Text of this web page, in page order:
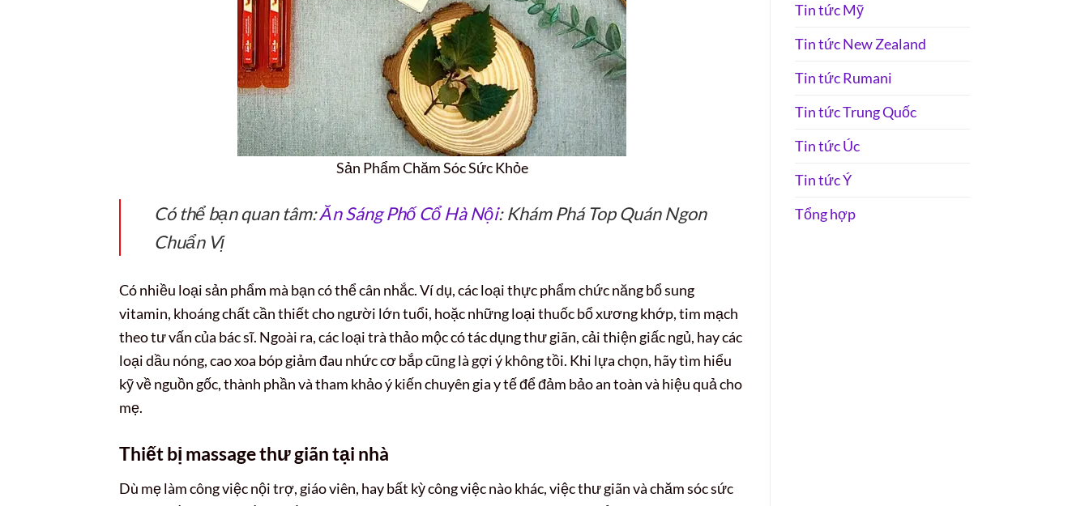
Sản Phẩm Chăm Sóc Sức Khỏe
Có thể bạn quan tâm:Ăn Sáng Phố Cổ Hà Nội: Khám Phá Top Quán Ngon
Chuẩn Vị
Có nhiều loại sản phẩm mà bạn có thể cân nhắc. Ví dụ, các loại thực phẩm chức năng bổ sung
vitamin, khoáng chất cần thiết cho người lớn tuổi, hoặc những loại thuốc bổ xương khớp, tim mạch
theo tư vấn của bác sĩ. Ngoài ra, các loại trà thảo mộc có tác dụng thư giãn, cải thiện giấc ngủ, hay các
loại dầu nóng, cao xoa bóp giảm đau nhức cơ bắp cũng là gợi ý không tồi. Khi lựa chọn, hãy tìm hiểu
kỹ về nguồn gốc, thành phần và tham khảo ý kiến chuyên gia y tế để đảm bảo an toàn và hiệu quả cho
mẹ.
Thiết bị massage thư giãn tại nhà
Dù mẹ làm công việc nội trợ, giáo viên, hay bất kỳ công việc nào khác, việc thư giãn và chăm sóc sức
Tin tức Mỹ
Tin tức New Zealand
Tin tức Rumani
Tin tức Trung Quốc
Tin tức Úc
Tin tức Ý
Tổng hợp